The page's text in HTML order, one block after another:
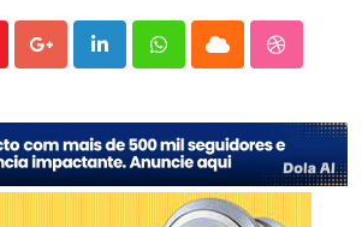
Google+LinkedInWhatsappCloud